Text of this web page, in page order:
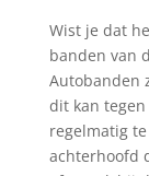
Wist je dat
banden van
Autobanden
dit kan
regelmatig
achterhoofd